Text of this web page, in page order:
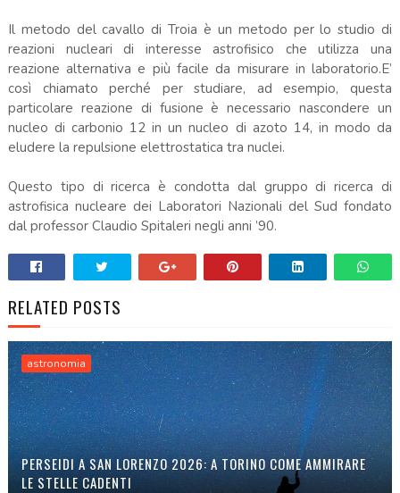
Il metodo del cavallo di Troia è un metodo per lo studio di
reazioni nucleari di interesse astrofisico che utilizza una
reazione alternativa e più facile da misurare in laboratorio.E’
così chiamato perché per studiare, ad esempio, questa
particolare reazione di fusione è necessario nascondere un
nucleo di carbonio 12 in un nucleo di azoto 14, in modo da
eludere la repulsione elettrostatica tra nuclei.
Questo tipo di ricerca è condotta dal gruppo di ricerca di
astrofisica nucleare dei Laboratori Nazionali del Sud fondato
dal professor Claudio Spitaleri negli anni ’90.
RELATED POSTS
astronomia
PERSEIDI A SAN LORENZO 2026: A TORINO COME AMMIRARE
LE STELLE CADENTI